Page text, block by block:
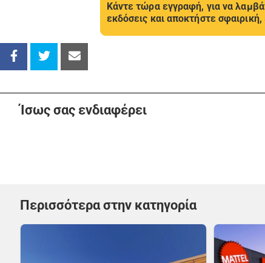
Κάντε τώρα εγγραφή, για να
εκδόσεις και αποκτήστε
Ίσως σας ενδιαφέρει
Περισσότερα στην κατηγορία